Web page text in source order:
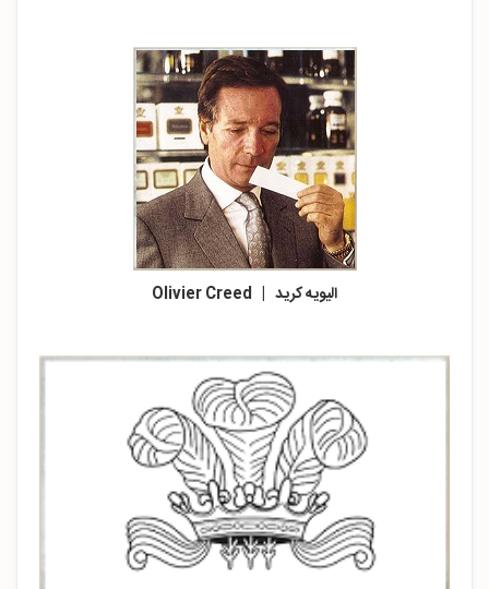
الیویه کرید | Olivier Creed